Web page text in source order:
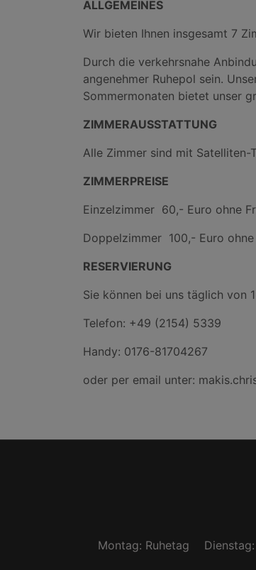
ALLGEMEINES
Wir bieten Ihnen insgesamt 7
Durch die verkehrsnahe
angenehmer Ruhepol sein.
Sommermonaten bietet unser
ZIMMERAUSSTATTUNG
Alle Zimmer sind mit Satelliten-
ZIMMERPREISE
Einzelzimmer 60,- Euro ohne
Doppelzimmer 100,- Euro
RESERVIERUNG
Sie können bei uns täglich von
Telefon: +49 (2154) 5339
Handy: 0176-81704267
oder per email unter:
Montag: Ruhetag